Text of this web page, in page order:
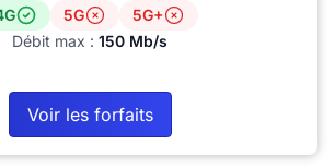
5G
5G+
Débit max : 150 Mb/s
Voir les forfaits